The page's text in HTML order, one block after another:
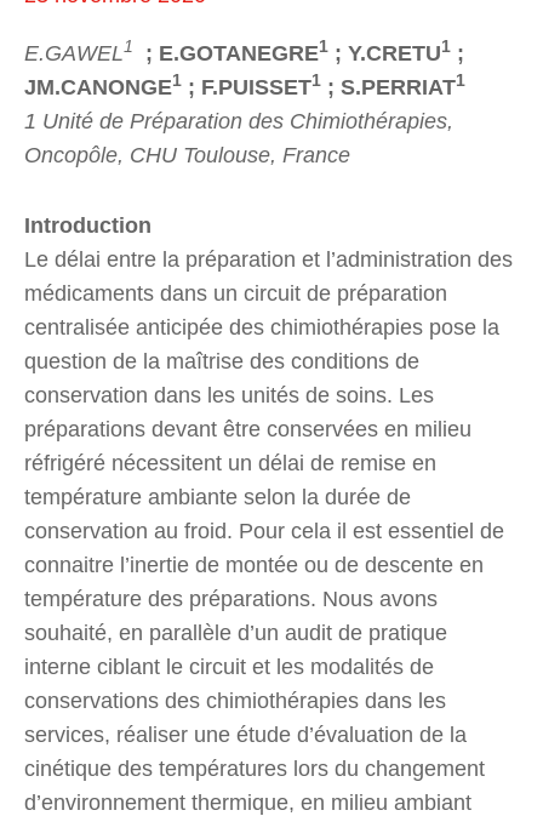
E.GAWEL 1 ; E.GOTANEGRE1 ; Y.CRETU1 ;
JM.CANONGE1 ; F.PUISSET1 ; S.PERRIAT1
1 Unité de Préparation des Chimiothérapies,
Oncopôle, CHU Toulouse, France
Introduction
Le délai entre la préparation et l’administration des
médicaments dans un circuit de préparation
centralisée anticipée des chimiothérapies pose la
question de la maîtrise des conditions de
conservation dans les unités de soins. Les
préparations devant être conservées en milieu
réfrigéré nécessitent un délai de remise en
température ambiante selon la durée de
conservation au froid. Pour cela il est essentiel de
connaitre l’inertie de montée ou de descente en
température des préparations. Nous avons
souhaité, en parallèle d’un audit de pratique
interne ciblant le circuit et les modalités de
conservations des chimiothérapies dans les
services, réaliser une étude d’évaluation de la
cinétique des températures lors du changement
d’environnement thermique, en milieu ambiant